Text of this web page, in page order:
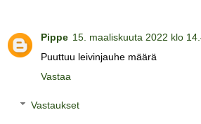
Pippe 15. maaliskuuta 2022 klo
Puuttuu leivinjauhe määrä
Vastaa
Vastaukset